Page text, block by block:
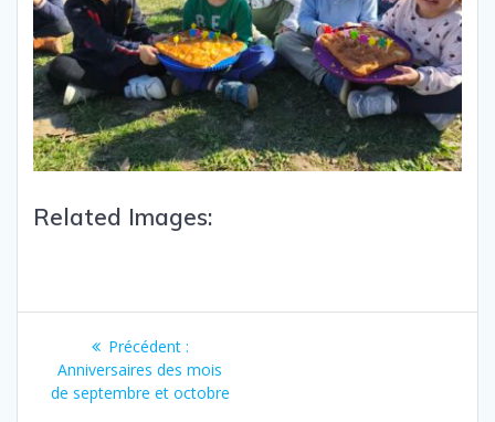
Related Images:
Précédent :
Anniversaires des mois
de septembre et octobre